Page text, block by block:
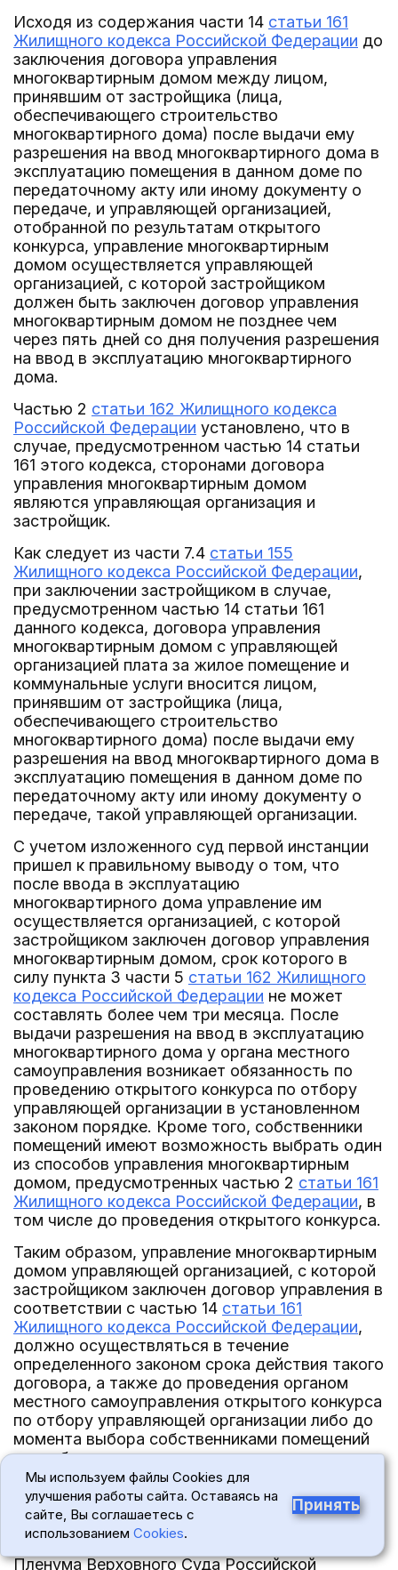
Исходя из содержания части 14 статьи 161
Жилищного кодекса Российской Федерации до
заключения договора управления
многоквартирным домом между лицом,
принявшим от застройщика (лица,
обеспечивающего строительство
многоквартирного дома) после выдачи ему
разрешения на ввод многоквартирного дома в
эксплуатацию помещения в данном доме по
передаточному акту или иному документу о
передаче, и управляющей организацией,
отобранной по результатам открытого
конкурса, управление многоквартирным
домом осуществляется управляющей
организацией, с которой застройщиком
должен быть заключен договор управления
многоквартирным домом не позднее чем
через пять дней со дня получения разрешения
на ввод в эксплуатацию многоквартирного
дома.
Частью 2 статьи 162 Жилищного кодекса
Российской Федерации установлено, что в
случае, предусмотренном частью 14 статьи
161 этого кодекса, сторонами договора
управления многоквартирным домом
являются управляющая организация и
застройщик.
Как следует из части 7.4 статьи 155
Жилищного кодекса Российской Федерации,
при заключении застройщиком в случае,
предусмотренном частью 14 статьи 161
данного кодекса, договора управления
многоквартирным домом с управляющей
организацией плата за жилое помещение и
коммунальные услуги вносится лицом,
принявшим от застройщика (лица,
обеспечивающего строительство
многоквартирного дома) после выдачи ему
разрешения на ввод многоквартирного дома в
эксплуатацию помещения в данном доме по
передаточному акту или иному документу о
передаче, такой управляющей организации.
С учетом изложенного суд первой инстанции
пришел к правильному выводу о том, что
после ввода в эксплуатацию
многоквартирного дома управление им
осуществляется организацией, с которой
застройщиком заключен договор управления
многоквартирным домом, срок которого в
силу пункта 3 части 5 статьи 162 Жилищного
кодекса Российской Федерации не может
составлять более чем три месяца. После
выдачи разрешения на ввод в эксплуатацию
многоквартирного дома у органа местного
самоуправления возникает обязанность по
проведению открытого конкурса по отбору
управляющей организации в установленном
законом порядке. Кроме того, собственники
помещений имеют возможность выбрать один
из способов управления многоквартирным
домом, предусмотренных частью 2 статьи 161
Жилищного кодекса Российской Федерации, в
том числе до проведения открытого конкурса.
Таким образом, управление многоквартирным
домом управляющей организацией, с которой
застройщиком заключен договор управления в
соответствии с частью 14 статьи 161
Жилищного кодекса Российской Федерации,
должно осуществляться в течение
определенного законом срока действия такого
договора, а также до проведения органом
местного самоуправления открытого конкурса
по отбору управляющей организации либо до
момента выбора собственниками помещений
способа управления многоквартирным домом.
Утверждение в апелляционной жалобе о том,
что судом первой инстанции при вынесении
решения не учтена правовая позиция,
Пленума Верховного Суда Российской
Мы используем файлы Cookies для
улучшения работы сайта. Оставаясь на
сайте, Вы соглашаетесь с
использованием Cookies.
Принять